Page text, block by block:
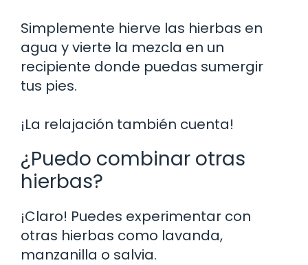
Simplemente hierve las hierbas en
agua y vierte la mezcla en un
recipiente donde puedas sumergir
tus pies.
¡La relajación también cuenta!
¿Puedo combinar otras
hierbas?
¡Claro! Puedes experimentar con
otras hierbas como lavanda,
manzanilla o salvia.